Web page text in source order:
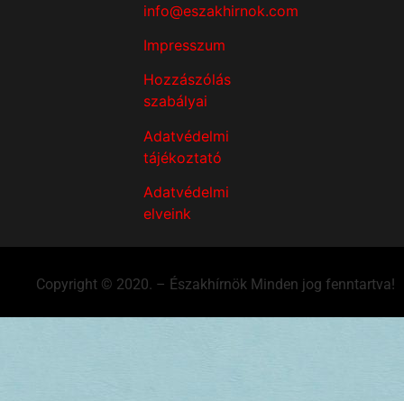
info@eszakhirnok.com
Impresszum
Hozzászólás
szabályai
Adatvédelmi
tájékoztató
Adatvédelmi
elveink
Copyright © 2020. – Északhírnök Minden jog fenntartva!